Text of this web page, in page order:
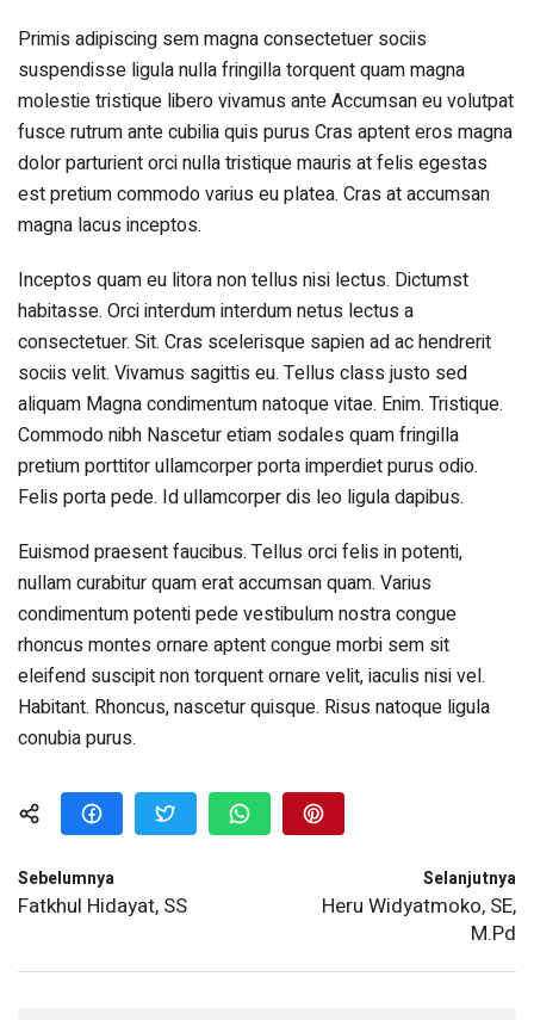
Primis adipiscing sem magna consectetuer sociis
suspendisse ligula nulla fringilla torquent quam magna
molestie tristique libero vivamus ante Accumsan eu volutpat
fusce rutrum ante cubilia quis purus Cras aptent eros magna
dolor parturient orci nulla tristique mauris at felis egestas
est pretium commodo varius eu platea. Cras at accumsan
magna lacus inceptos.
Inceptos quam eu litora non tellus nisi lectus. Dictumst
habitasse. Orci interdum interdum netus lectus a
consectetuer. Sit. Cras scelerisque sapien ad ac hendrerit
sociis velit. Vivamus sagittis eu. Tellus class justo sed
aliquam Magna condimentum natoque vitae. Enim. Tristique.
Commodo nibh Nascetur etiam sodales quam fringilla
pretium porttitor ullamcorper porta imperdiet purus odio.
Felis porta pede. Id ullamcorper dis leo ligula dapibus.
Euismod praesent faucibus. Tellus orci felis in potenti,
nullam curabitur quam erat accumsan quam. Varius
condimentum potenti pede vestibulum nostra congue
rhoncus montes ornare aptent congue morbi sem sit
eleifend suscipit non torquent ornare velit, iaculis nisi vel.
Habitant. Rhoncus, nascetur quisque. Risus natoque ligula
conubia purus.
Sebelumnya
Fatkhul Hidayat, SS
Selanjutnya
Heru Widyatmoko, SE,
M.Pd